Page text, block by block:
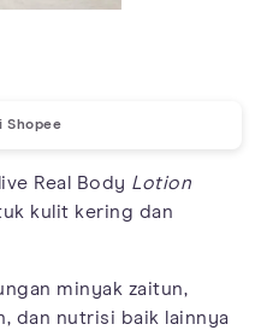
Shopee
Real Body Lotion
kulit kering dan
minyak zaitun,
dan nutrisi baik lainnya